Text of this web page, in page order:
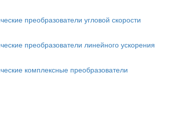
преобразователи угловой скорости
преобразователи линейного ускорения
комплексные преобразователи